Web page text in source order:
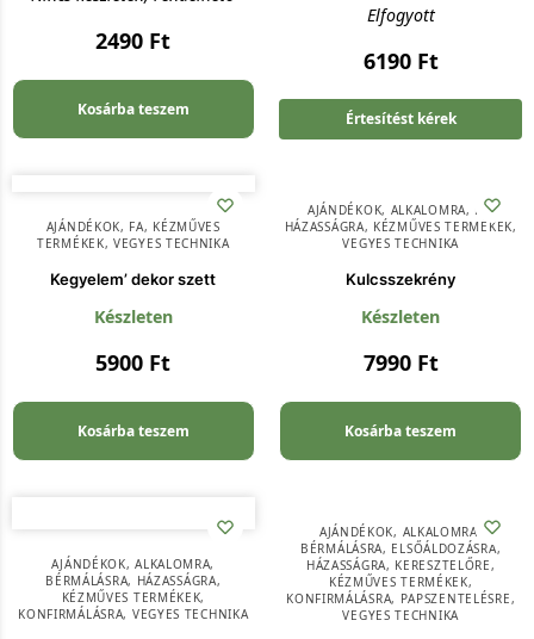
2490 Ft
Kosárba teszem
Elfogyott
6190 Ft
Értesítést kérek
AJÁNDÉKOK, FA, KÉZMŰVES
TERMÉKEK,VEGYES TECHNIKA
Kegyelem’ dekor szett
Készleten
5900 Ft
Kosárba teszem
AJÁNDÉKOK, ALKALOMRA, FA,
HÁZASSÁGRA, KÉZMŰVES TERMÉKEK,
VEGYES TECHNIKA
Kulcsszekrény
Készleten
7990 Ft
Kosárba teszem
AJÁNDÉKOK,ALKALOMRA,
BÉRMÁLÁSRA, HÁZASSÁGRA,
KÉZMŰVES TERMÉKEK,
KONFIRMÁLÁSRA, VEGYES TECHNIKA
AJÁNDÉKOK, ALKALOMRA
BÉRMÁLÁSRA, ELSŐÁLDOZÁSRA,
HÁZASSÁGRA, KERESZTELŐRE,
KÉZMŰVES TERMÉKEK,
KONFIRMÁLÁSRA, PAPSZENTELÉSRE,
VEGYES TECHNIKA